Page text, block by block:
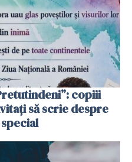
copiii
să scrie despre